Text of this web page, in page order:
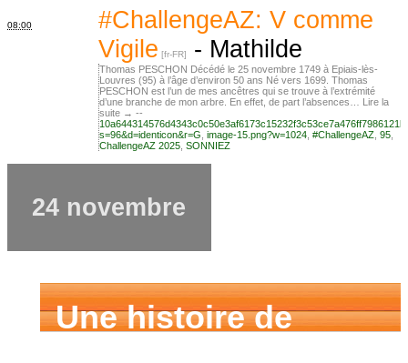
famille
08:00
#ChallengeAZ: V comme
Vigile
- Mathilde
Thomas PESCHON Décédé le 25 novembre 1749 à Epiais-lès-
Louvres (95) à l’âge d’environ 50 ans Né vers 1699. Thomas
PESCHON est l’un de mes ancêtres qui se trouve à l’extrémité
d’une branche de mon arbre. En effet, de part l’absences… Lire la
suite → --
s=96&d=identicon&r=G image-15.png?w=1024 #ChallengeAZ 95
ChallengeAZ 2025 SONNIEZ
24 novembre
Une histoire de